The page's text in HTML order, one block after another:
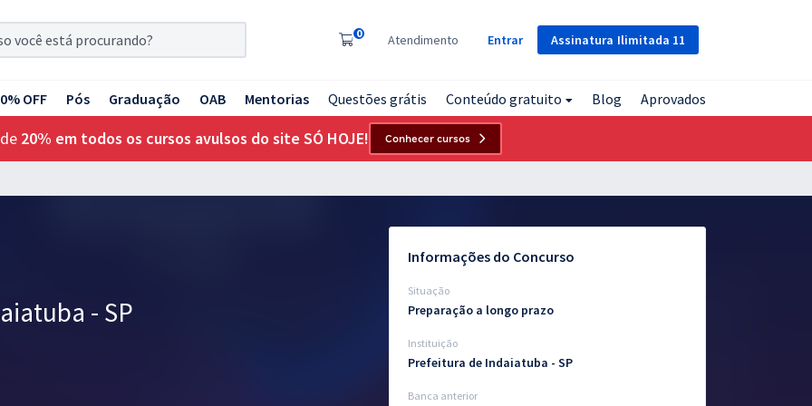
Assinatura Ilimitada 11
0 Atendimento Entrar
OFF Pós Graduação OAB Mentorias Questões grátis Conteúdo gratuito Blog Aprovados
20% em todos os cursos avulsos do site SÓ HOJE! Conhecer cursos
- SP
Informações do Concurso
Situação
Preparação a longo prazo
Instituição
Prefeitura de Indaiatuba - SP
Banca anterior